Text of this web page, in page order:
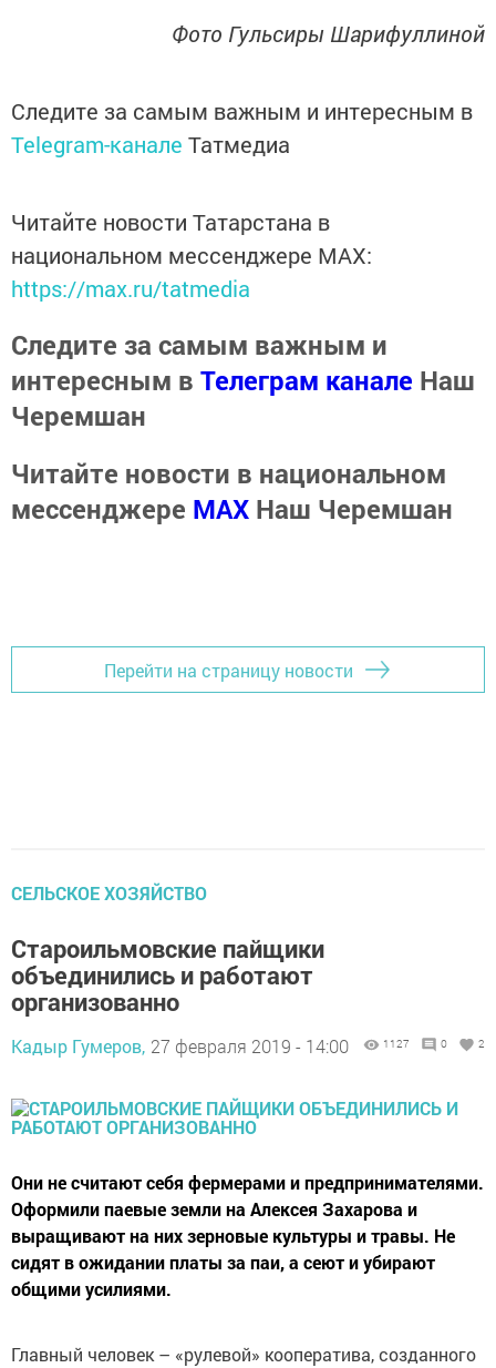
Фото Гульсиры Шарифуллиной
Следите за самым важным и интересным в
Telegram-канале Татмедиа
Читайте новости Татарстана в
национальном мессенджере MАХ:
https://max.ru/tatmedia
Следите за самым важным и
интересным в Телеграм канале Наш
Черемшан
Читайте новости в национальном
мессенджере MАХ Наш Черемшан
Перейти на страницу новости
СЕЛЬСКОЕ ХОЗЯЙСТВО
Староильмовские пайщики
объединились и работают
организованно
Кадыр Гумеров, 27 февраля 2019 - 14:00 1127 0 2
Они не считают себя фермерами и предпринимателями.
Оформили паевые земли на Алексея Захарова и
выращивают на них зерновые культуры и травы. Не
сидят в ожидании платы за паи, а сеют и убирают
общими усилиями.
Главный человек – «рулевой» кооператива, созданного